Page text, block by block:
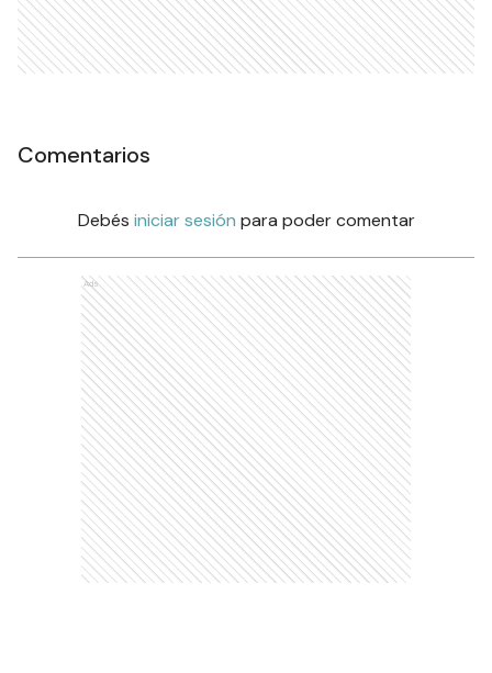
Comentarios
Debés iniciar sesión para poder comentar
Ads